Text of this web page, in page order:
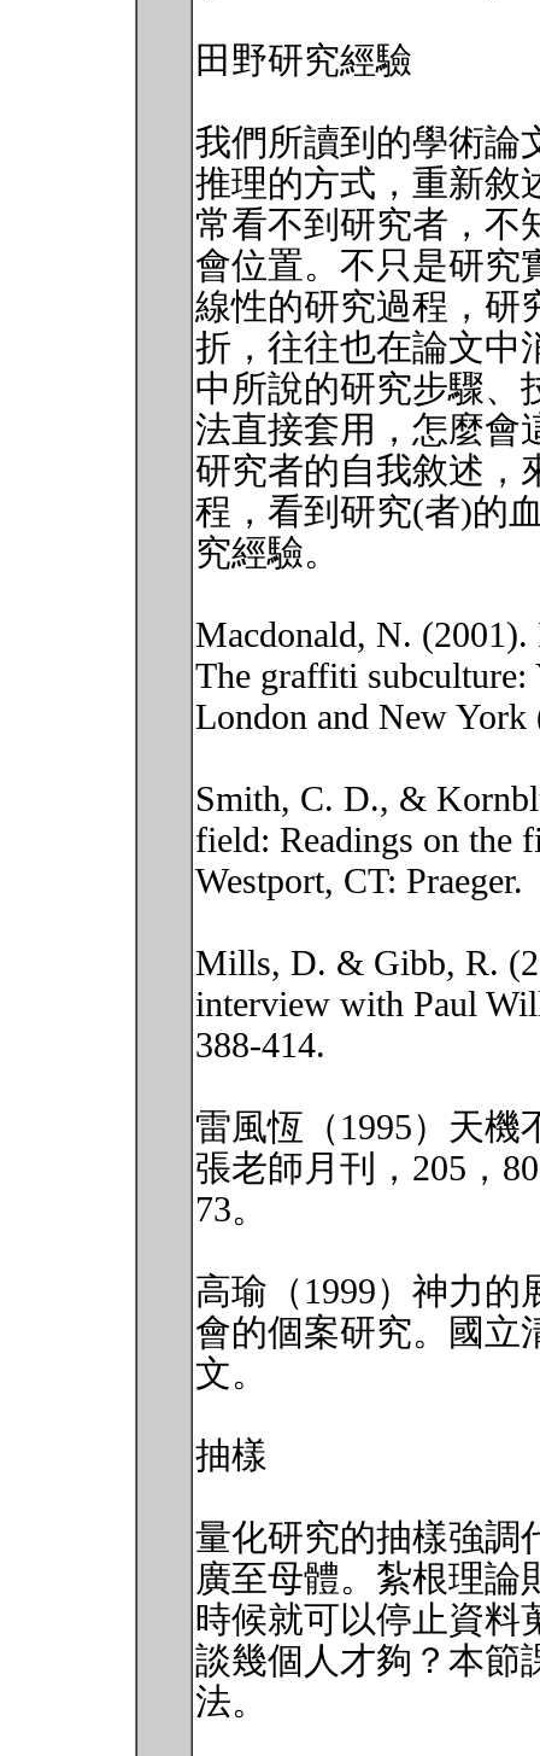
田野研究經驗
我們所讀到的學術論
推理的方式，重新敘
常看不到研究者，不
會位置。不只是研究
線性的研究過程，研
折，往往也在論文中
中所說的研究步驟、
法直接套用，怎麼會
研究者的自我敘述，
程，看到研究(者)的
究經驗。
Macdonald, N. (2001).
The graffiti
London and New
Smith, C. D., &
field: Readings on the
Westport, CT: Praeger.
Mills, D. & Gibb, R.
interview with Paul
388-414.
雷風恆（1995）天
張老師月刊，205，
73。
高瑜（1999）神力
會的個案研究。國立
文。
抽樣
量化研究的抽樣強調
廣至母體。紮根理論
時候就可以停止資料
談幾個人才夠？本節
法。